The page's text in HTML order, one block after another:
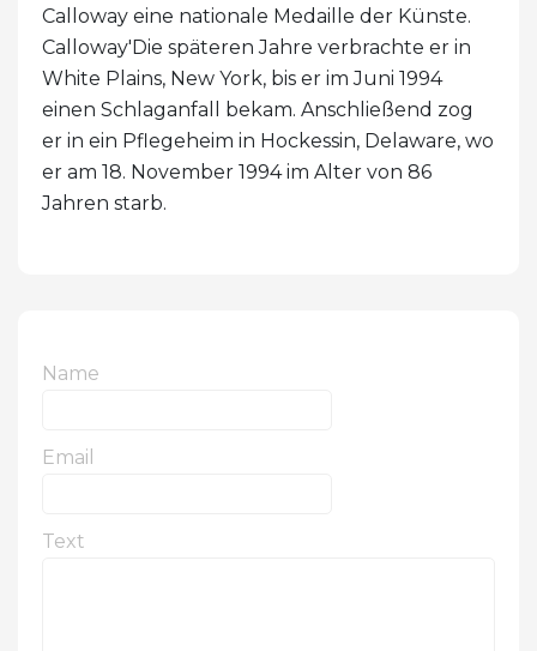
Calloway eine nationale Medaille der Künste.
Calloway'Die späteren Jahre verbrachte er in
White Plains, New York, bis er im Juni 1994
einen Schlaganfall bekam. Anschließend zog
er in ein Pflegeheim in Hockessin, Delaware, wo
er am 18. November 1994 im Alter von 86
Jahren starb.
Name
Email
Text